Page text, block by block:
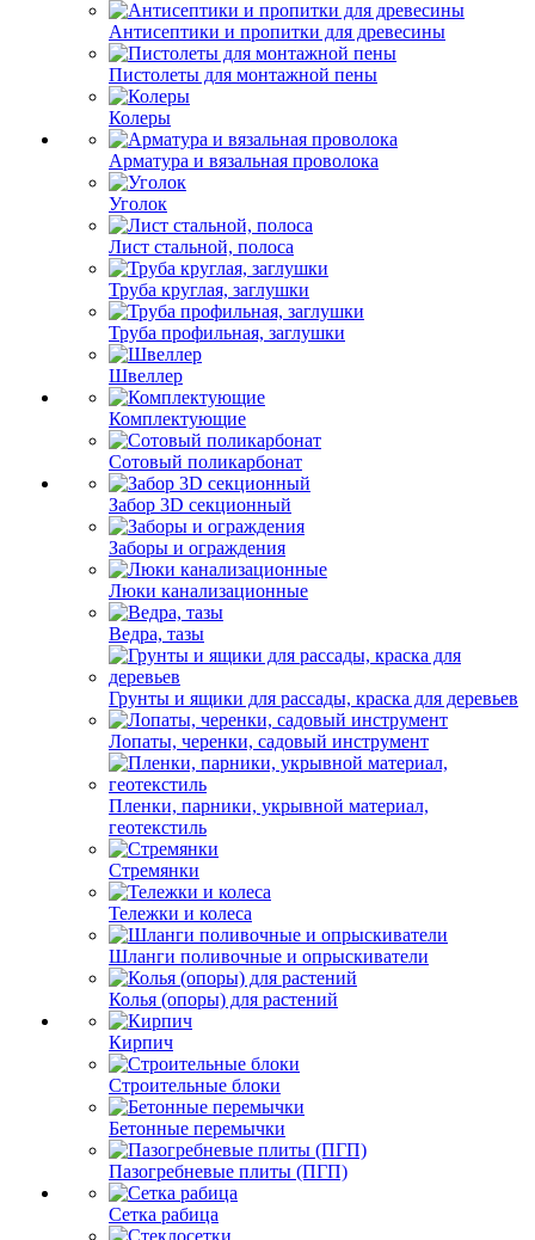
Антисептики и пропитки для древесины
Пистолеты для монтажной пены
Колеры
Арматура и вязальная проволока
Уголок
Лист стальной, полоса
Труба круглая, заглушки
Труба профильная, заглушки
Швеллер
Комплектующие
Сотовый поликарбонат
Забор 3D секционный
Заборы и ограждения
Люки канализационные
Ведра, тазы
Грунты и ящики для рассады, краска для деревьев
Лопаты, черенки, садовый инструмент
Пленки, парники, укрывной материал,
геотекстиль
Стремянки
Тележки и колеса
Шланги поливочные и опрыскиватели
Колья (опоры) для растений
Кирпич
Строительные блоки
Бетонные перемычки
Пазогребневые плиты (ПГП)
Сетка рабица